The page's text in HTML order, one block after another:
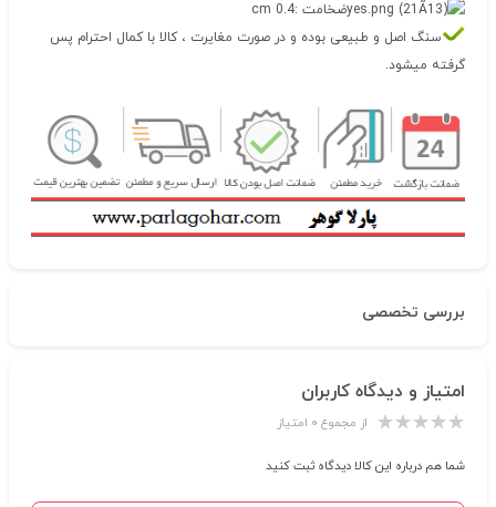
ضخامت :0.4 cm
سنگ اصل و طبیعی بوده و در صورت مغایرت ، کالا با کمال احترام پس
گرفته میشود.
بررسی تخصصی
امتیاز و دیدگاه کاربران
از مجموع ۰ امتیاز
شما هم درباره این کالا دیدگاه ثبت کنید